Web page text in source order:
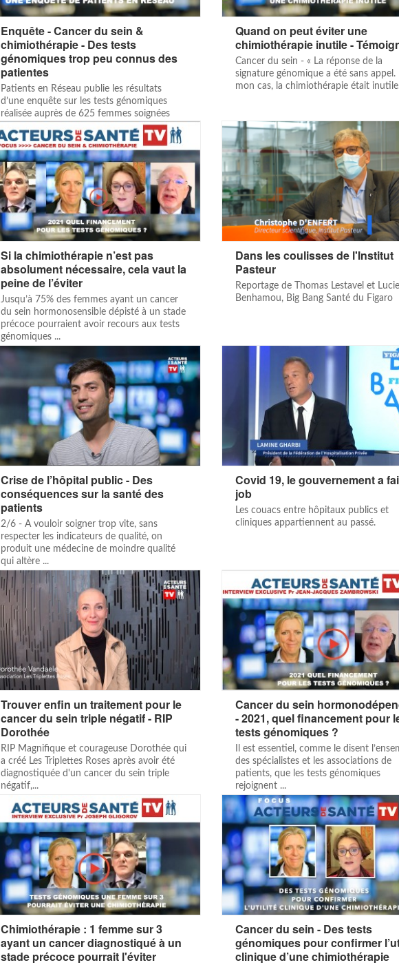
Enquête - Cancer du sein &
chimiothérapie - Des tests
génomiques trop peu connus des
patientes
Patients en Réseau publie les résultats
d’une enquête sur les tests génomiques
réalisée auprès de 625 femmes soignées
Quand on peut éviter une
chimiothérapie inutile -
Cancer du sein - « La réponse de la
signature génomique a été sans appel.
mon cas, la chimiothérapie était
Si la chimiothérapie n’est pas
absolument nécessaire, cela vaut la
peine de l’éviter
Jusqu’à 75% des femmes ayant un cancer
du sein hormonosensible dépisté à un stade
précoce pourraient avoir recours aux tests
génomiques ...
Dans les coulisses de l'Institut
Pasteur
Reportage de Thomas Lestavel et
Benhamou, Big Bang Santé du Figaro
Crise de l’hôpital public - Des
conséquences sur la santé des
patients
2/6 - A vouloir soigner trop vite, sans
respecter les indicateurs de qualité, on
produit une médecine de moindre qualité
qui altère ...
Covid 19, le gouvernement a
job
Les couacs entre hôpitaux publics et
cliniques appartiennent au passé.
Trouver enfin un traitement pour le
cancer du sein triple négatif - RIP
Dorothée
RIP Magnifique et courageuse Dorothée qui
a créé Les Triplettes Roses après avoir été
diagnostiquée d'un cancer du sein triple
négatif,...
Cancer du sein
- 2021, quel financement pour
tests génomiques ?
Il est essentiel, comme le disent
des spécialistes et les associations de
patients, que les tests génomiques
rejoignent ...
Chimiothérapie : 1 femme sur 3
ayant un cancer diagnostiqué à un
stade précoce pourrait l'éviter
Cancer du sein - Des tests
génomiques pour confirmer
clinique d’une chimiothérapie